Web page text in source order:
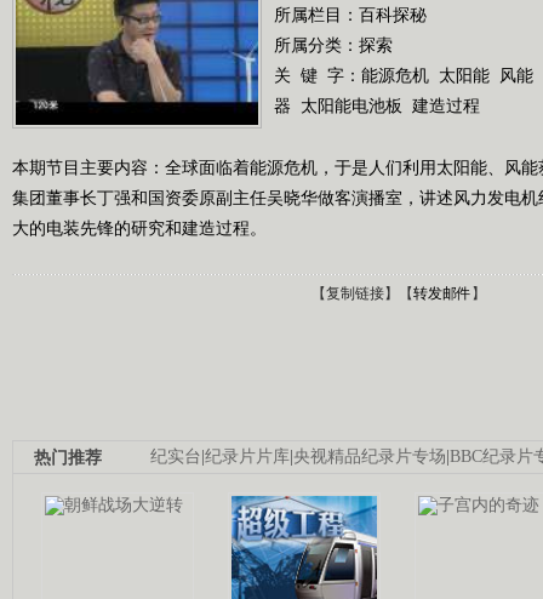
所属栏目： 百科探秘
所属分类：探索
关 键 字： 能源危机 太阳能
风能
器
太阳能电池板 建造过程
本期节目主要内容：全球面临着能源危机，于是人们利用太阳能、风
集团董事长丁强和国资委原副主任吴晓华做客演播室，讲述风力发电
大的电装先锋的研究和建造过程。
【复制链接】【转发邮件 】
纪实台 纪录片片库 央视精品纪录片专场 BBC纪录片
热门推荐